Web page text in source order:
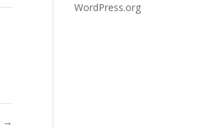
→
WordPress.org